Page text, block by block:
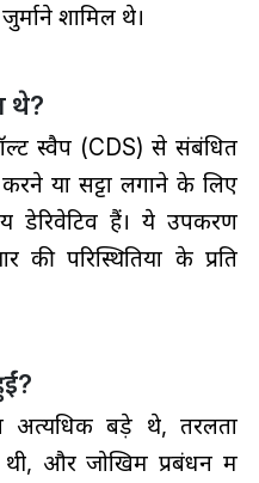
शामिल थे।
थे?
स्वैप (CDS) से संबंधित
या सट्टा लगाने के लिए
डेरिवेटिव हैं। ये उपकरण
परिस्थितियों के प्रति
अत्यधिक बड़े थे, तरलता
थी, और जोखिम प्रबंधन में